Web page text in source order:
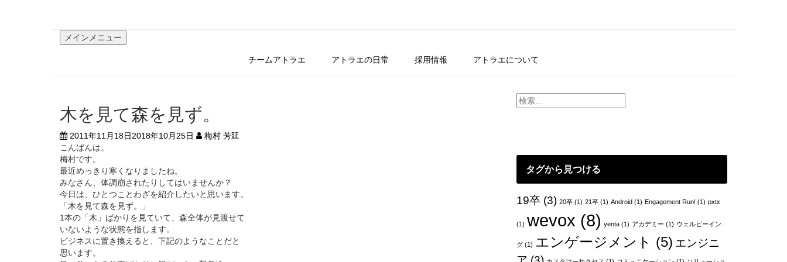
メインメニュー
チームアトラエ アトラエの日常 採用情報 アトラエについて
木を見て森を見ず。
2011年11月18日2018年10月25日
梅村 芳延
こんばんは。
梅村です。
最近めっきり寒くなりましたね。
みなさん、体調崩されたりしてはいませんか？
今日は、ひとつことわざを紹介したいと思います。
「木を見て森を見ず。」
1本の「木」ばかりを見ていて、森全体が見渡せて
いないような状態を指します。
ビジネスに置き換えると、下記のようなことだと
思います。
タグから見つける
19卒 (3) 20卒 (1) 21卒 (1) Android (1) Engagement Run! (1) pxtx
(1) wevox (8) yenta (1) アカデミー (1) ウェルビーイン
グ (1) エンゲージメント (5) エンジニ